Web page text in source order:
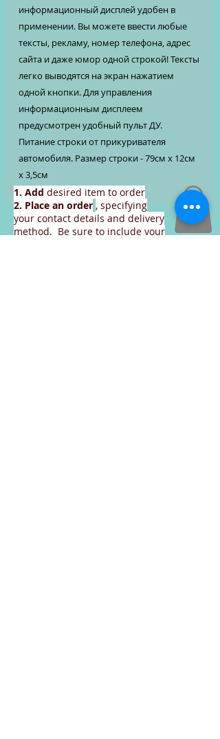
информационный дисплей удобен в
применении. Вы можете ввести любые
тексты, рекламу, номер телефона, адрес
сайта и даже юмор одной строкой! Тексты
легко выводятся на экран нажатием
одной кнопки. Для управления
информационным дисплеем
предусмотрен удобный пульт ДУ.
Питание строки от прикуривателя
автомобиля. Размер строки - 79см х 12см
х 3,5см
1. Add desired item to order
2. Place an order , specifying
your contact details and delivery
method. Be sure to include your